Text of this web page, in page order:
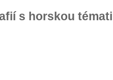
s horskou